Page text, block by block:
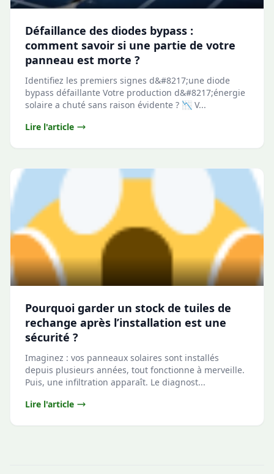
Défaillance des diodes bypass :
comment savoir si une partie de votre
panneau est morte ?
Identifiez les premiers signes d&#8217;une diode
bypass défaillante Votre production d&#8217;énergie
solaire a chuté sans raison évidente ? 📉 V...
Lire l'article
Pourquoi garder un stock de tuiles de
rechange après l’installation est une
sécurité ?
Imaginez : vos panneaux solaires sont installés
depuis plusieurs années, tout fonctionne à merveille.
Puis, une infiltration apparaît. Le diagnost...
Lire l'article